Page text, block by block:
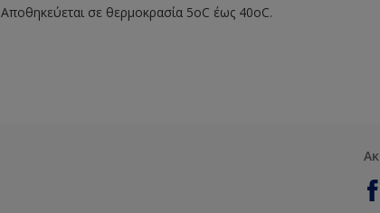
Αποθηκεύεται σε θερμοκρασία 5οC έως 40οC.